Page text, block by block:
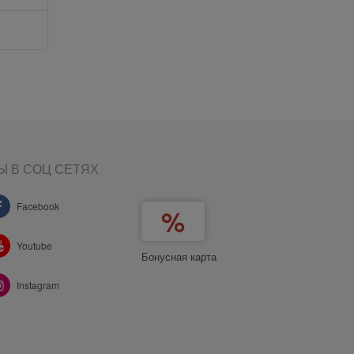
В СОЦ СЕТЯХ
Facebook
Youtube
Instagram
Бонусная карта